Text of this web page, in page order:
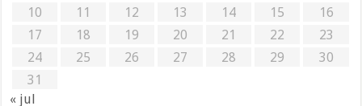
10
11 12 13 14 15
16
17
18 19 20 21 22
23
24
25 26 27 28 29
30
31
« jul